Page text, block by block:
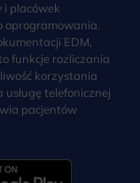
i placówek
oprogramowania.
EDM,
funkcje rozliczania
korzystania
telefonicznej
pacjentów